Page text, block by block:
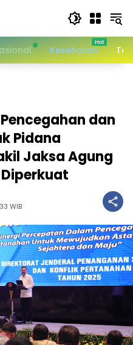
Kesehatan
dan
Pidana
Jaksa Agung
WIB